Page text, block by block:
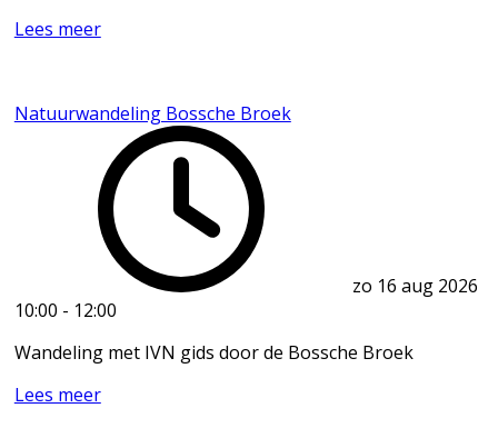
Lees meer
Natuurwandeling Bossche Broek
zo 16 aug 2026
10:00 - 12:00
Wandeling met IVN gids door de Bossche Broek
Lees meer